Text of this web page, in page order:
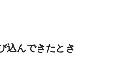
込んできたとき